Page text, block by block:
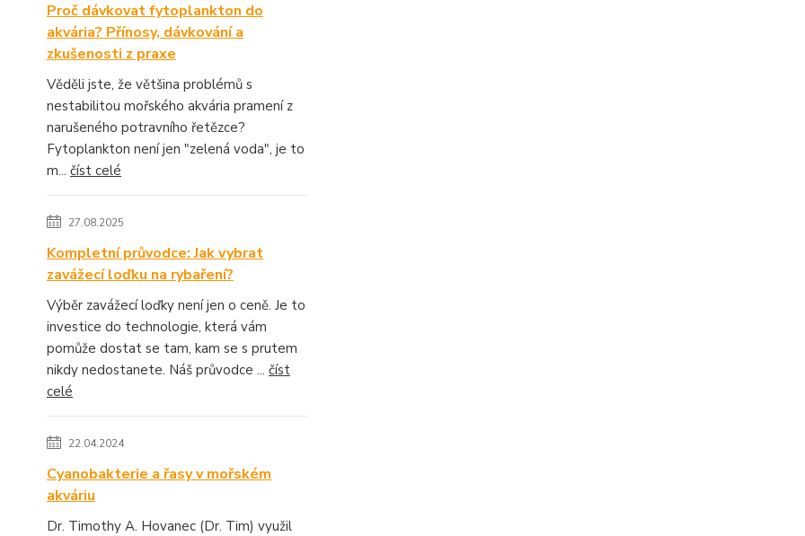
Proč dávkovat fytoplankton do
akvária? Přínosy, dávkování a
zkušenosti z praxe
Věděli jste, že většina problémů s
nestabilitou mořského akvária pramení z
narušeného potravního řetězce?
Fytoplankton není jen "zelená voda", je to
m... číst celé
27.08.2025
Kompletní průvodce: Jak vybrat
zavážecí loďku na rybaření?
Výběr zavážecí loďky není jen o ceně. Je to
investice do technologie, která vám
pomůže dostat se tam, kam se s prutem
nikdy nedostanete. Náš průvodce ... číst
celé
22.04.2024
Cyanobakterie a řasy v mořském
akváriu
Dr. Timothy A. Hovanec (Dr. Tim) využil